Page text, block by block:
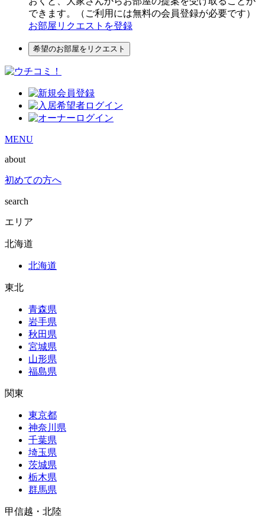
できます。（ご利用には無料の会員登録が必要です）
お部屋リクエストを登録
希望のお部屋をリクエスト
MENU
about
初めての方へ
search
エリア
北海道
北海道
東北
青森県
岩手県
秋田県
宮城県
山形県
福島県
関東
東京都
神奈川県
千葉県
埼玉県
茨城県
栃木県
群馬県
甲信越・北陸